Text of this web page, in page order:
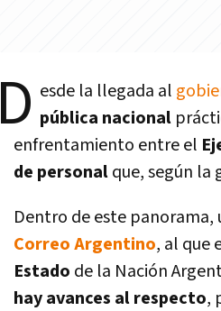
D esde la llegada al
pública nacional
enfrentamiento entre el
de personalque, según la
Dentro de este panorama,
Correo Argentino, al que
Estado de la Nación
hay avances al respecto,